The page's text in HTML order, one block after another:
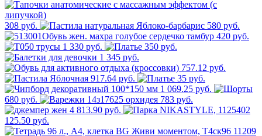
308 руб.
580 руб.
420 руб.
1 330 руб.
350 руб.
1 345 руб.
757.12 руб.
917.64 руб.
35 руб.
1 069.25 руб.
680 руб.
783 руб.
4 813.90 руб.
125.50 руб.